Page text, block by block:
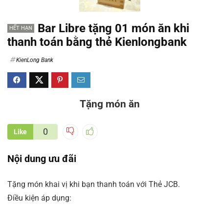
HẾT HẠN
Bar Libre tặng 01 món ăn khi
thanh toán bằng thẻ Kienlongbank
KienLong Bank
Tặng món ăn
Like 0
Nội dung ưu đãi
Tặng món khai vị khi bạn thanh toán với Thẻ JCB.
Điều kiện áp dụng: